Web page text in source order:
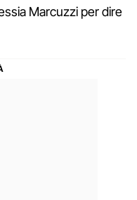
Marcuzzi per dire